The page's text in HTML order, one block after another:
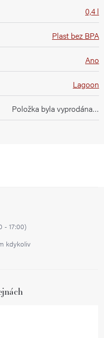
0,4 l
Plast bez BPA
Ano
Lagoon
Položka byla vyprodána…
- 17:00)
kdykoliv